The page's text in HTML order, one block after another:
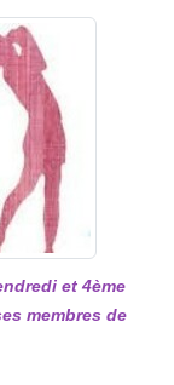
et 4ème
membres de